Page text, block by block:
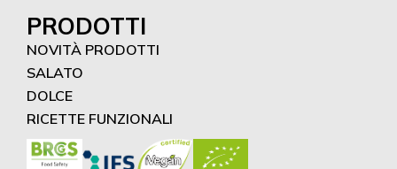
PRODOTTI
NOVITÀ PRODOTTI
SALATO
DOLCE
RICETTE FUNZIONALI